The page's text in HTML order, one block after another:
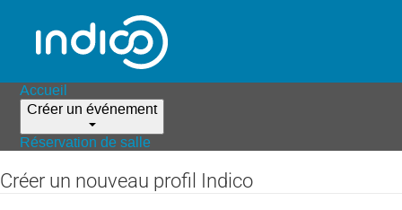
Accueil
Créer un événement
Réservation de salle
Créer un nouveau profil Indico